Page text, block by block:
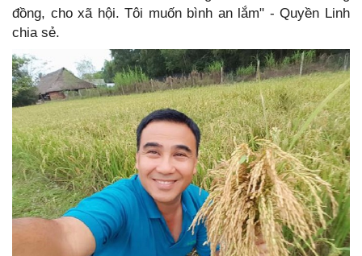
đồng, cho xã hội. Tôi muốn bình an lắm" - Quyền Linh
chia sẻ.